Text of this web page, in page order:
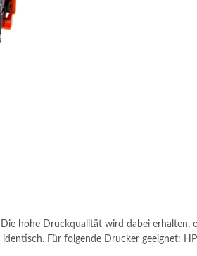
hohe Druckqualität wird dabei
Für folgende Drucker geeignet: